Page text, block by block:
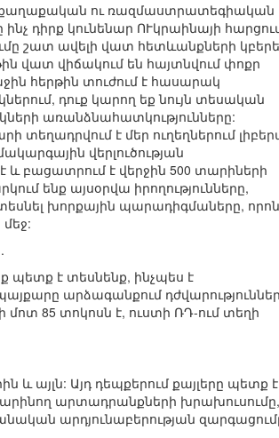
ու ռազմաստրատեգիական
դիրք կունենար ՈՒկրաինայի
շատ ավելի վատ հետևանքների
վատ վիճակում են հայտնվում փոքր
հերթին տուժում է հասարակ
դուք կարող եք նույն տեսական
առանձնահատկությունները:
տեղադրվում է մեր ուղեղներում
վերլուծության
և բացատրում է վերջին 500 տարիների
ենք այսօրվա իրողությունները,
խորքային պարադիգմաները,
պետք է տեսնենք, ինչպես է
արձագանքում
85 տոկոսն է, ուստի ՌԴ-ում տեղի
այլն: Այդ դեպքերում քայլերը պետք է
արտադրանքների խրախուսումը,
արդյունաբերության